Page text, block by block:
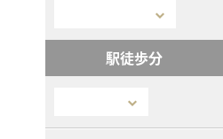
駅徒歩分